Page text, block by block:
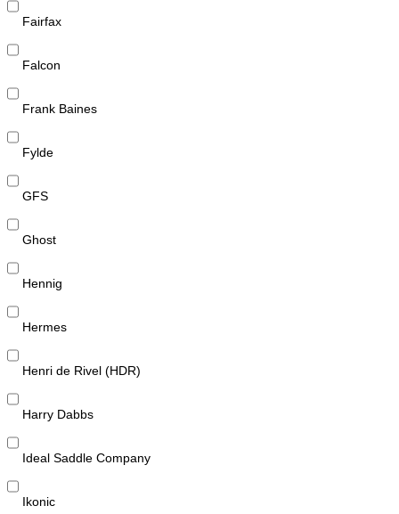
Fairfax
Falcon
Frank Baines
Fylde
GFS
Ghost
Hennig
Hermes
Henri de Rivel (HDR)
Harry Dabbs
Ideal Saddle Company
Ikonic